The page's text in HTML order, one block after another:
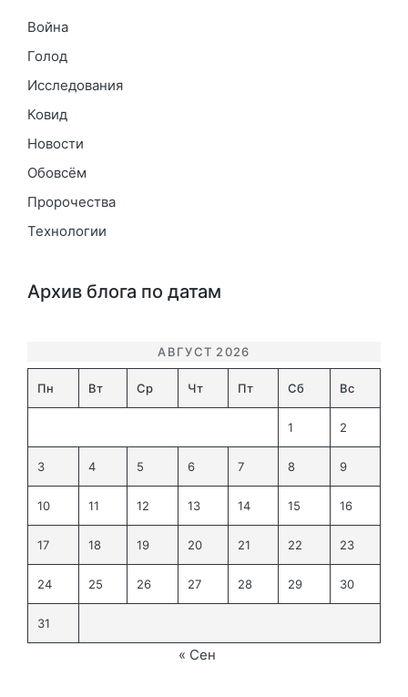
Война
Голод
Исследования
Ковид
Новости
Обовсём
Пророчества
Технологии
Архив блога по датам
АВГУСТ 2026
Пн Вт Ср Чт Пт Сб Вс
1 2
3 4 5 6 7 8 9
10 11 12 13 14 15 16
17 18 19 20 21 22 23
24 25 26 27 28 29 30
31
« Сен